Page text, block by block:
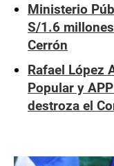
Ministerio
S/1.6
Cerrón
Rafael López
Popular y
destroza el